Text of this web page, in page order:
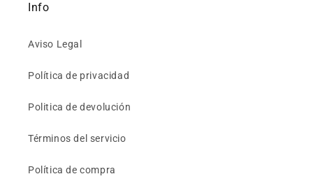
Info
Aviso Legal
Política de privacidad
Politica de devolución
Términos del servicio
Política de compra